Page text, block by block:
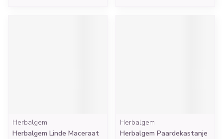
Herbalgem
Herbalgem Linde Maceraat
Herbalgem
Herbalgem Paardekastanje